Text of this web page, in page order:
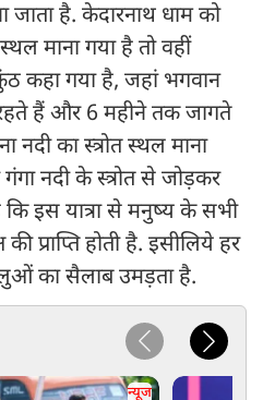
जाता है. केदारनाथ धाम को
माना गया है तो वहीं
कहा गया है, जहां भगवान
रहते हैं और 6 महीने तक जागते
नदी का स्त्रोत स्थल माना
नदी के स्त्रोत से जोड़कर
कि इस यात्रा से मनुष्य के सभी
प्राप्ति होती है. इसीलिये हर
का सैलाब उमड़ता है.
न्यूज